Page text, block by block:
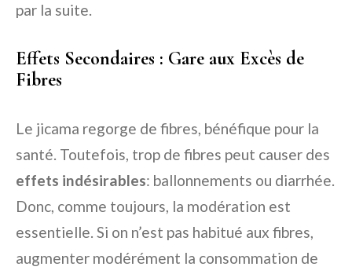
par la suite.
Effets Secondaires : Gare aux Excès de
Fibres
Le jicama regorge de fibres, bénéfique pour la
santé. Toutefois, trop de fibres peut causer des
effets indésirables: ballonnements ou diarrhée.
Donc, comme toujours, la modération est
essentielle. Si on n’est pas habitué aux fibres,
augmenter modérément la consommation de